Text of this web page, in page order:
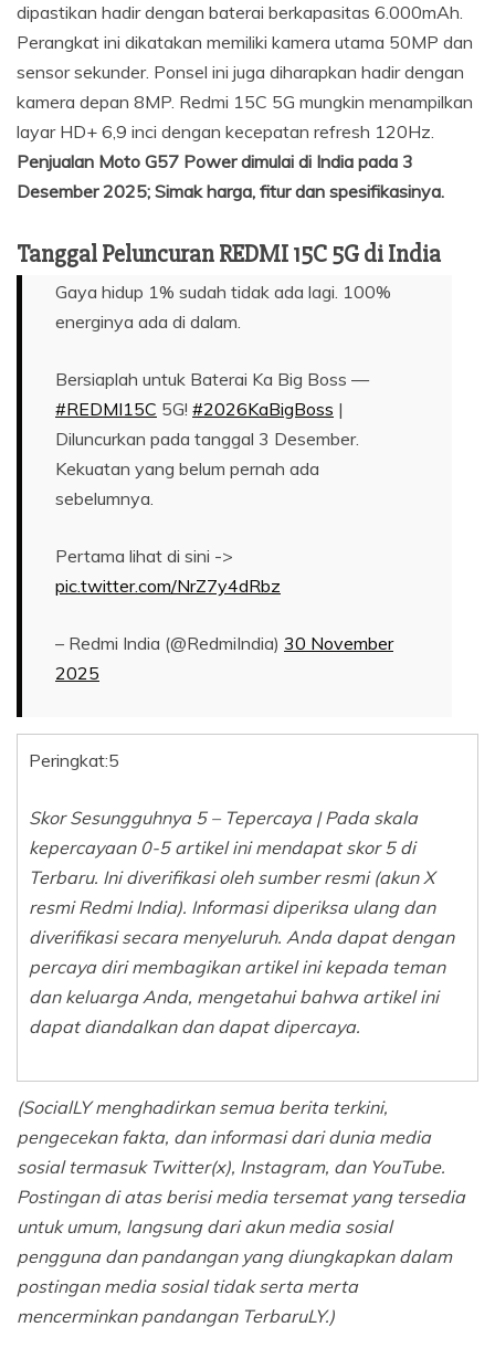
dipastikan hadir dengan baterai berkapasitas 6.000mAh.
Perangkat ini dikatakan memiliki kamera utama 50MP dan
sensor sekunder. Ponsel ini juga diharapkan hadir dengan
kamera depan 8MP. Redmi 15C 5G mungkin menampilkan
layar HD+ 6,9 inci dengan kecepatan refresh 120Hz.
Penjualan Moto G57 Power dimulai di India pada 3
Desember 2025; Simak harga, fitur dan spesifikasinya.
Tanggal Peluncuran REDMI 15C 5G di India
Gaya hidup 1% sudah tidak ada lagi. 100%
energinya ada di dalam.
Bersiaplah untuk Baterai Ka Big Boss —
#REDMI15C 5G! #2026KaBigBoss |
Diluncurkan pada tanggal 3 Desember.
Kekuatan yang belum pernah ada
sebelumnya.
Pertama lihat di sini ->
pic.twitter.com/NrZ7y4dRbz
– Redmi India (@RedmiIndia) 30 November
2025
Peringkat:5
Skor Sesungguhnya 5 – Tepercaya | Pada skala
kepercayaan 0-5 artikel ini mendapat skor 5 di
Terbaru. Ini diverifikasi oleh sumber resmi (akun X
resmi Redmi India). Informasi diperiksa ulang dan
diverifikasi secara menyeluruh. Anda dapat dengan
percaya diri membagikan artikel ini kepada teman
dan keluarga Anda, mengetahui bahwa artikel ini
dapat diandalkan dan dapat dipercaya.
(SocialLY menghadirkan semua berita terkini,
pengecekan fakta, dan informasi dari dunia media
sosial termasuk Twitter(x), Instagram, dan YouTube.
Postingan di atas berisi media tersemat yang tersedia
untuk umum, langsung dari akun media sosial
pengguna dan pandangan yang diungkapkan dalam
postingan media sosial tidak serta merta
mencerminkan pandangan TerbaruLY.)